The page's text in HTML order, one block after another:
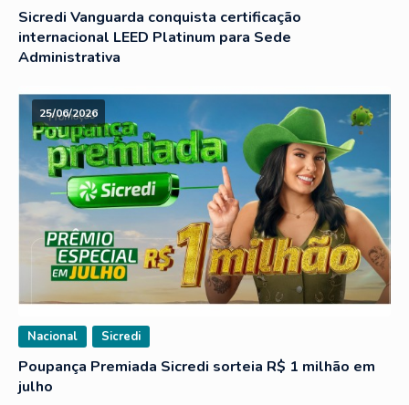
Sicredi Vanguarda conquista certificação
internacional LEED Platinum para Sede
Administrativa
25/06/2026
Nacional Sicredi
Poupança Premiada Sicredi sorteia R$ 1 milhão em
julho